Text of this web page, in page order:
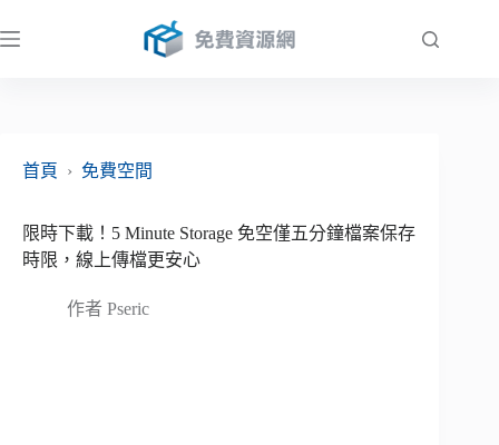
至
首頁
› 免費空間
限時下載！5 Minute Storage 免空僅五分鐘檔案保存
時限，線上傳檔更安心
作者 Pseric